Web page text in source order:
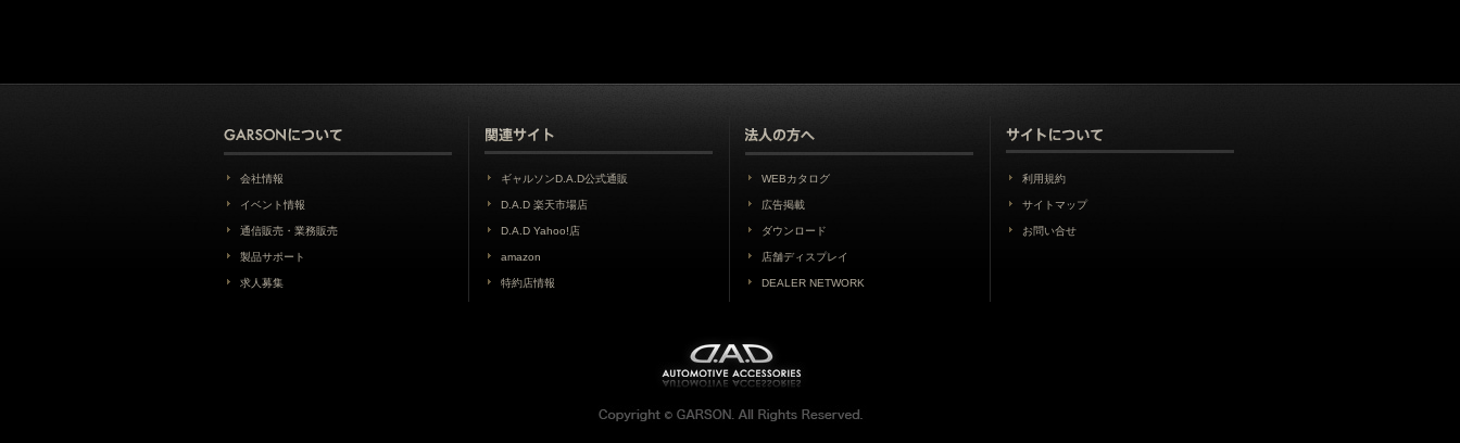
会社情報
イベント情報
通信販売・業務販売
製品サポート
求人募集
ギャルソンD.A.D公式通販
D.A.D 楽天市場店
D.A.D Yahoo!店
amazon
特約店情報
WEBカタログ
広告掲載
ダウンロード
店舗ディスプレイ
DEALER NETWORK
利用規約
サイトマップ
お問い合せ